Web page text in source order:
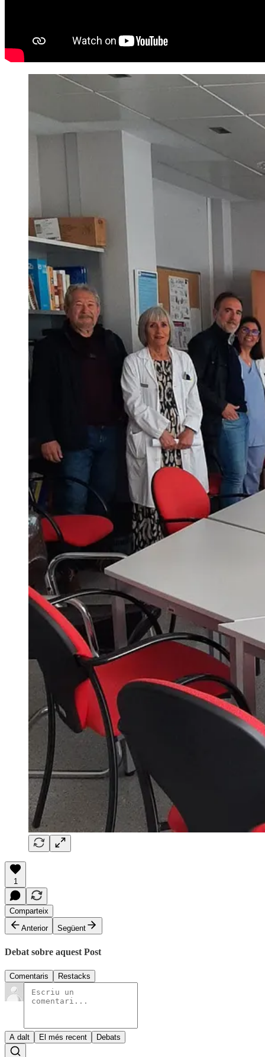
1
Comparteix
Anterior
Següent
Debat sobre aquest Post
Comentaris Restacks
A dalt El més recent Debats